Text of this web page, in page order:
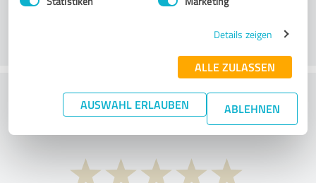
Details zeigen
ALLE ZULASSEN
AUSWAHL ERLAUBEN ABLEHNEN
What do you think of the price to
performance ratio?